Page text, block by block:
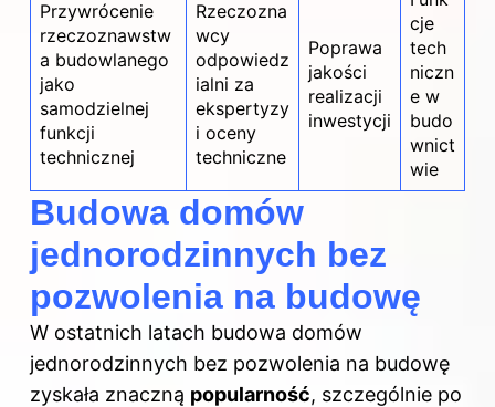
Przywrócenie
rzeczoznawstw
a budowlanego
jako
samodzielnej
funkcji
technicznej
Rzeczozna
wcy
odpowiedz
ialni za
ekspertyzy
i oceny
techniczne
Poprawa
jakości
realizacji
inwestycji
cje
tech
niczn
e w
budo
wnict
wie
Budowa domów
jednorodzinnych bez
pozwolenia na budowę
W ostatnich latach budowa domów
jednorodzinnych bez pozwolenia na budowę
zyskała znaczną popularność, szczególnie po